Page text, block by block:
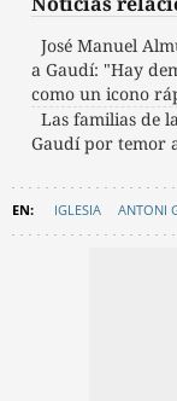
José Manuel
a Gaudí: "Hay
como un icono
Las familias de
Gaudí por temor
IGLESIA ANTONI